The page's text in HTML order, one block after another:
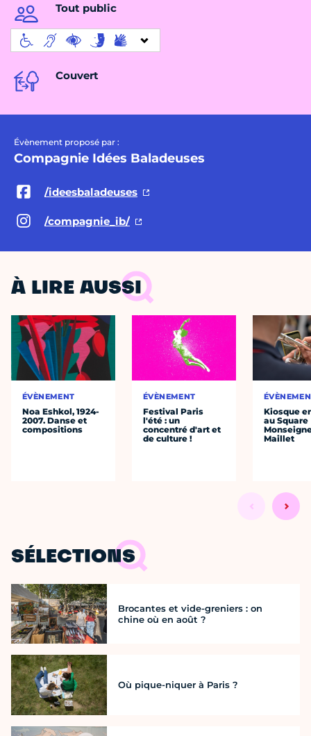
Tout public
Couvert
Évènement proposé par :
Compagnie Idées Baladeuses
/ideesbaladeuses
/compagnie_ib/
À LIRE AUSSI
ÉVÈNEMENT
Noa Eshkol, 1924-
2007. Danse et
compositions
ÉVÈNEMENT
Festival Paris
l'été : un
concentré d'art et
de culture !
Kiosque
au Square
Maillet
SÉLECTIONS
Brocantes et vide-greniers : on
chine où en août ?
Où pique-niquer à Paris ?